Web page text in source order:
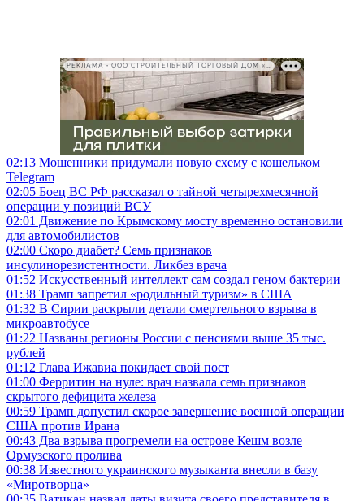
РЕКЛАМА • ООО СТРОИТЕЛЬНЫЙ ТОРГОВЫЙ ДОМ «ПЕТРОВИЧ», ИНН 7802348846
02:13 Мошенники придумали новую схему с кошельком
Telegram
02:05 Боец ВС РФ рассказал о тайной четырехмесячной
операции у позиций ВСУ
02:01 Движение по Крымскому мосту временно остановили
для автомобилистов
02:00 Скоро диабет? Семь признаков
инсулинорезистентности. Ликбез врача
01:52 Искусственный интеллект сам создал геном бактерии
01:38 Трамп запретил «родильный туризм» в США
01:32 В Сирии раскрыли детали смертельного взрыва в
микроавтобусе
01:22 Названы регионы России с пенсиями выше 35 тыс.
рублей
01:12 Глава Ижавиа покидает свой пост
01:00 Ферритин на нуле: врач назвала семь признаков
скрытого дефицита железа
00:59 Трамп допустил скорое завершение военной операции
США против Ирана
00:43 Два взрыва прогремели на острове Кешм возле
Ормузского пролива
00:38 Известного украинского музыканта внесли в базу
«Миротворца»